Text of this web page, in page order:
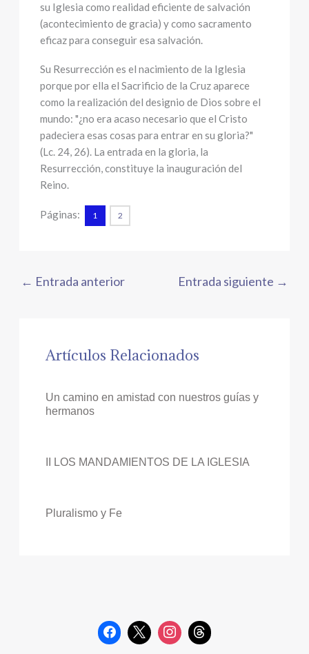
su Iglesia como realidad eficiente de salvación
(acontecimiento de gracia) y como sacramento
eficaz para conseguir esa salvación.
Su Resurrección es el nacimiento de la Iglesia
porque por ella el Sacrificio de la Cruz aparece
como la realización del designio de Dios sobre el
mundo: "¿no era acaso necesario que el Cristo
padeciera esas cosas para entrar en su gloria?"
(Lc. 24, 26). La entrada en la gloria, la
Resurrección, constituye la inauguración del
Reino.
Páginas: 1 2
← Entrada anterior Entrada siguiente →
Artículos Relacionados
Un camino en amistad con nuestros guías y
hermanos
II LOS MANDAMIENTOS DE LA IGLESIA
Pluralismo y Fe